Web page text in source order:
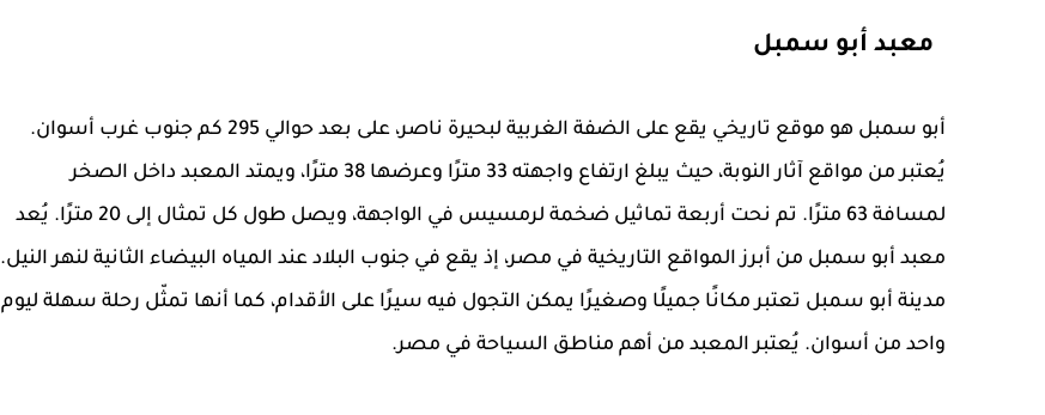
معبد أبو سمبل
أبو سمبل هو موقع تاريخي يقع على الضفة الغربية لبحيرة ناصر، على بعد حوالي 295 كم جنوب غرب أسوان.
يُعتبر من مواقع آثار النوبة، حيث يبلغ ارتفاع واجهته 33 مترًا وعرضها 38 مترًا، ويمتد المعبد داخل الصخر
لمسافة 63 مترًا. تم نحت أربعة تماثيل ضخمة لرمسيس في الواجهة، ويصل طول كل تمثال إلى 20 مترًا. يُعد
معبد أبو سمبل من أبرز المواقع التاريخية في مصر، إذ يقع في جنوب البلاد عند المياه البيضاء الثانية لنهر النيل.
مدينة أبو سمبل تعتبر مكانًا جميلًا وصغيرًا يمكن التجول فيه سيرًا على الأقدام، كما أنها تمثّل رحلة سهلة ليوم
واحد من أسوان. يُعتبر المعبد من أهم مناطق السياحة في مصر.